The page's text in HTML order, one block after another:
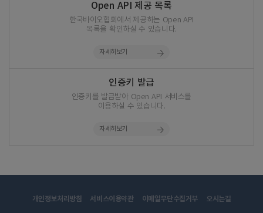
Open API 제공 목록
한국바이오협회에서 제공하는 Open API
목록을 확인하실 수 있습니다.
자세히보기
인증키 발급
인증키를 발급받아 Open API 서비스를
이용하실 수 있습니다.
자세히보기
개인정보처리방침 서비스이용약관 이메일무단수집거부 오시는길